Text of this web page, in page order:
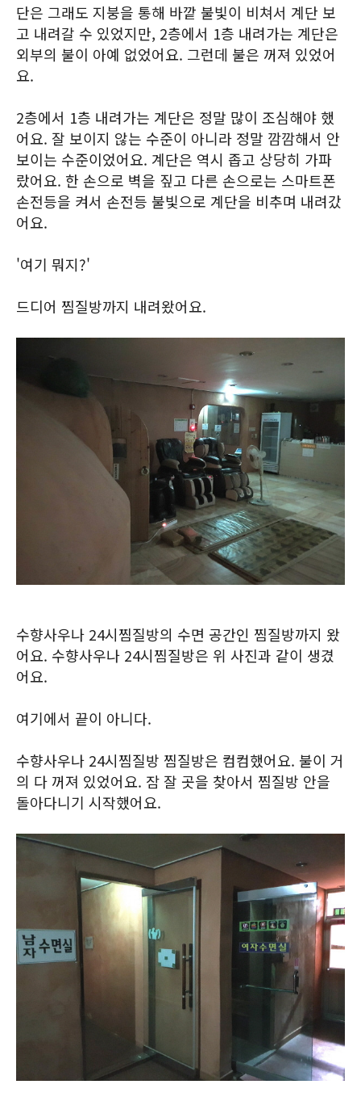
단은 그래도 지붕을 통해 바깥 불빛이 비쳐서 계단 보
고 내려갈 수 있었지만, 2층에서 1층 내려가는 계단은
외부의 불이 아예 없었어요. 그런데 불은 꺼져 있었어
요.
2층에서 1층 내려가는 계단은 정말 많이 조심해야 했
어요. 잘 보이지 않는 수준이 아니라 정말 깜깜해서 안
보이는 수준이었어요. 계단은 역시 좁고 상당히 가파
랐어요. 한 손으로 벽을 짚고 다른 손으로는 스마트폰
손전등을 켜서 손전등 불빛으로 계단을 비추며 내려갔
어요.
'여기 뭐지?'
드디어 찜질방까지 내려왔어요.
수향사우나 24시찜질방의 수면 공간인 찜질방까지 왔
어요. 수향사우나 24시찜질방은 위 사진과 같이 생겼
어요.
여기에서 끝이 아니다.
수향사우나 24시찜질방 찜질방은 컴컴했어요. 불이 거
의 다 꺼져 있었어요. 잠 잘 곳을 찾아서 찜질방 안을
돌아다니기 시작했어요.